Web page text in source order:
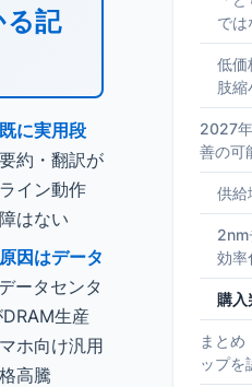
る記
に実用段
約・翻訳が
イン動作
はない
因はデータ
ータセンタ
生産
ホ向け汎用
高騰
では
低価
肢縮
2027
善の可
供給
2nm
効率
購入
まとめ
ップを